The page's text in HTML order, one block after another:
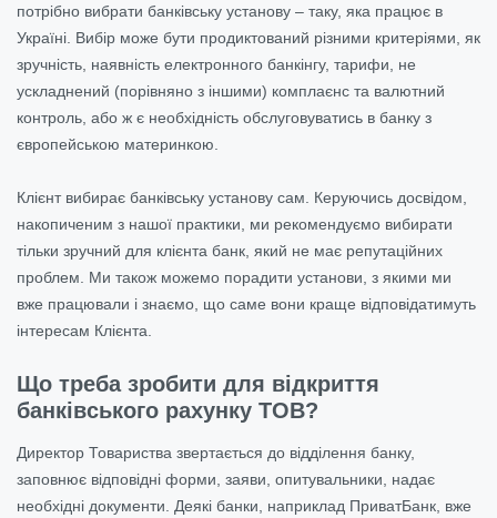
потрібно вибрати банківську установу – таку, яка працює в
Україні. Вибір може бути продиктований різними критеріями, як
зручність, наявність електронного банкінгу, тарифи, не
ускладнений (порівняно з іншими) комплаєнс та валютний
контроль, або ж є необхідність обслуговуватись в банку з
європейською материнкою.
Клієнт вибирає банківську установу сам. Керуючись досвідом,
накопиченим з нашої практики, ми рекомендуємо вибирати
тільки зручний для клієнта банк, який не має репутаційних
проблем. Ми також можемо порадити установи, з якими ми
вже працювали і знаємо, що саме вони краще відповідатимуть
інтересам Клієнта.
Що треба зробити для відкриття
банківського рахунку ТОВ?
Директор Товариства звертається до відділення банку,
заповнює відповідні форми, заяви, опитувальники, надає
необхідні документи. Деякі банки, наприклад ПриватБанк, вже